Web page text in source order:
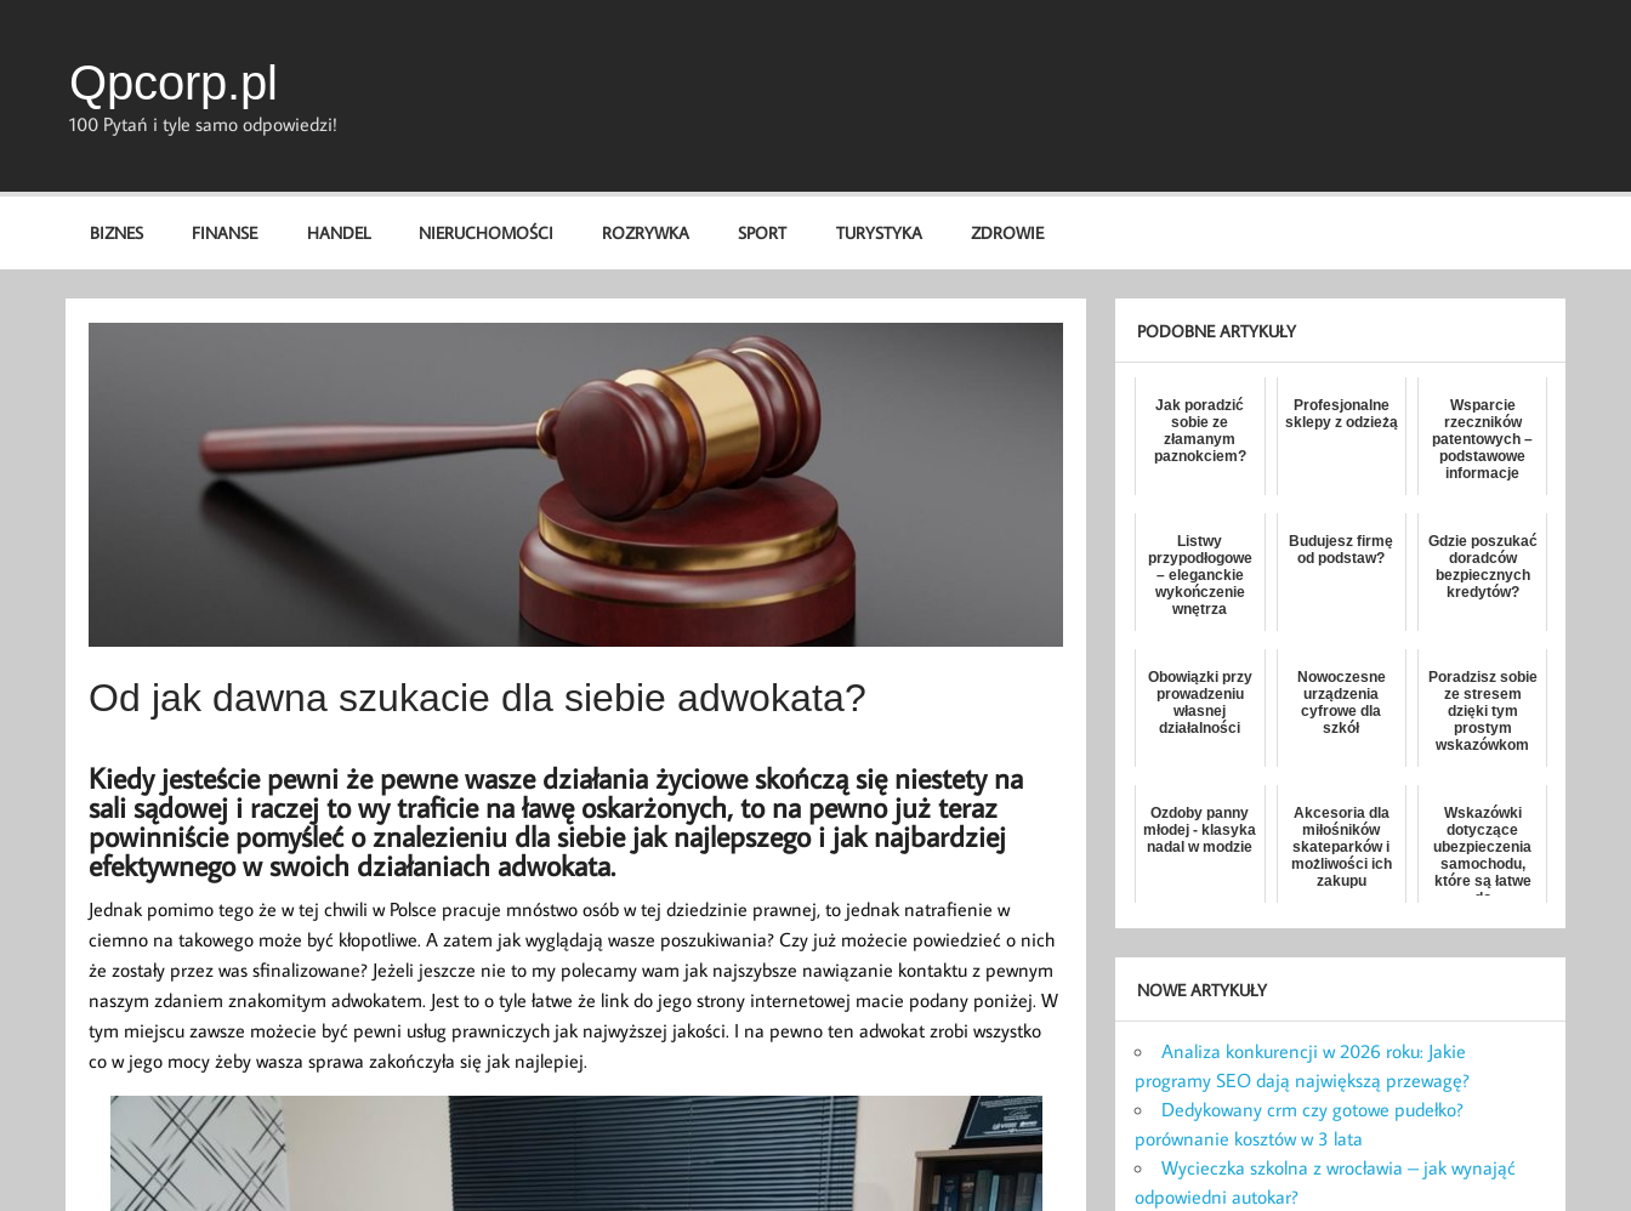
Qpcorp.pl
100 Pytań i tyle samo odpowiedzi!
BIZNES FINANSE HANDEL NIERUCHOMOŚCI ROZRYWKA SPORT TURYSTYKA ZDROWIE
Od jak dawna szukacie dla siebie adwokata?
Kiedy jesteście pewni że pewne wasze działania życiowe skończą się niestety na
sali sądowej i raczej to wy traficie na ławę oskarżonych, to na pewno już teraz
powinniście pomyśleć o znalezieniu dla siebie jak najlepszego i jak najbardziej
efektywnego w swoich działaniach adwokata.
Jednak pomimo tego że w tej chwili w Polsce pracuje mnóstwo osób w tej dziedzinie prawnej, to jednak natrafienie w
ciemno na takowego może być kłopotliwe. A zatem jak wyglądają wasze poszukiwania? Czy już możecie powiedzieć o nich
że zostały przez was sfinalizowane? Jeżeli jeszcze nie to my polecamy wam jak najszybsze nawiązanie kontaktu z pewnym
naszym zdaniem znakomitym adwokatem. Jest to o tyle łatwe że link do jego strony internetowej macie podany poniżej. W
tym miejscu zawsze możecie być pewni usług prawniczych jak najwyższej jakości. I na pewno ten adwokat zrobi wszystko
co w jego mocy żeby wasza sprawa zakończyła się jak najlepiej.
PODOBNE ARTYKUŁY
Jak poradzić
sobie ze
złamanym
paznokciem?
Profesjonalne
sklepy z odzieżą
Wsparcie
rzeczników
patentowych –
podstawowe
informacje
Listwy
przypodłogowe
– eleganckie
wykończenie
wnętrza
Budujesz firmę
od podstaw?
Gdzie poszukać
doradców
bezpiecznych
kredytów?
Obowiązki przy
prowadzeniu
własnej
działalności
Nowoczesne
urządzenia
cyfrowe dla
szkół
Poradzisz sobie
ze stresem
dzięki tym
prostym
wskazówkom
Ozdoby panny
młodej - klasyka
nadal w modzie
Akcesoria dla
miłośników
skateparków i
możliwości ich
zakupu
Wskazówki
dotyczące
ubezpieczenia
samochodu,
które są łatwe
do
NOWE ARTYKUŁY
Analiza konkurencji w 2026 roku: Jakie
programy SEO dają największą przewagę?
Dedykowany crm czy gotowe pudełko?
porównanie kosztów w 3 lata
Wycieczka szkolna z wrocławia – jak wynająć
odpowiedni autokar?